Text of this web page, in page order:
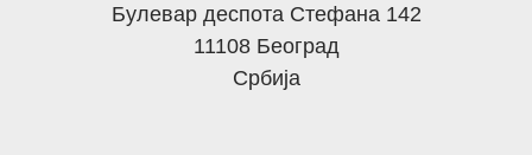
Булевар деспота Стефана 142
11108 Београд
Србија